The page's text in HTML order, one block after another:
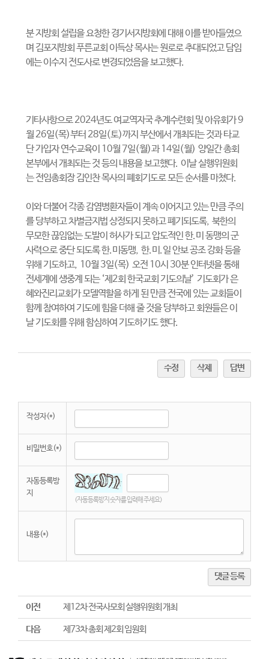
분 지방회 설립을 요청한 경기서지방회에 대해 이를 받아들였으
며 김포지방회 푸른교회 이득상 목사는 원로로 추대되었고 담임
에는 이수지 전도사로 변경되었음을 보고했다.
기타사항으로2024년도 여교역자국 추계수련회 및 아유회가9
월 26일(목)부터 28일(토)까지 부산에서 개최되는 것과 타교
단 가입자 연수교육이 10월 7일(월)과14일(월) 양일간 총회
본부에서 개최되는 것 등의 내용을 보고했다. 이날 실행위원회
는 전임총회장 김인찬 목사의 폐회기도로 모든 순서를 마쳤다.
이와 더불어 각종 감염병환자들이 계속 이어지고 있는 만큼 주의
를 당부하고 차별금지법 상정되지 못하고 폐기되도록, 북한의
무모한 끊임없는 도발이 허사가 되고 압도적인 한.미 동맹의 군
사력으로 중단 되도록 한.미동맹, 한.미 .일 안보 공조 강화 등을
위해 기도하고, 10월 3일(목) 오전 10시 30분 인터넷을 통해
전세계에 생중계 되는 ‘제 2회 한국교회 기도의날’ 기도회가 은
혜와진리교회가 모델역할을 하게 된 만큼 전국에 있는 교회들이
함께 참여하여 기도에 힘을 더해 줄 것을 당부하고 회원들은 이
날 기도회를 위해 함심하여 기도하기도 했다.
수정 삭제 답변
작성자(*)
비밀번호(*)
자동등록방
지
(자동등록방지 숫자를 입력해 주세요)
내용(*)
댓글 등록
이전 제12차 전국사모회 실행위원회 개최
다음 제73차 총회 제2회 임원회